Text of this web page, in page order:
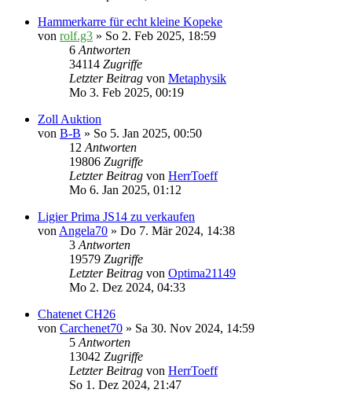
Hammerkarre für echt kleine Kopeke
von rolf.g3 » So 2. Feb 2025, 18:59
6Antworten
34114 Zugriffe
Letzter Beitrag von Metaphysik
Mo 3. Feb 2025, 00:19
Zoll Auktion
von B-B » So 5. Jan 2025, 00:50
12Antworten
19806 Zugriffe
Letzter Beitrag von HerrToeff
Mo 6. Jan 2025, 01:12
Ligier Prima JS14 zu verkaufen
vonAngela70 » Do 7. Mär 2024, 14:38
3Antworten
19579 Zugriffe
Letzter Beitrag von Optima21149
Mo 2. Dez 2024, 04:33
Chatenet CH26
von Carchenet70 » Sa 30. Nov 2024, 14:59
5Antworten
13042 Zugriffe
Letzter Beitrag von HerrToeff
So 1. Dez 2024, 21:47